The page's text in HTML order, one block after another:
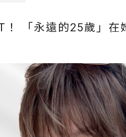
「永遠的25歲」在